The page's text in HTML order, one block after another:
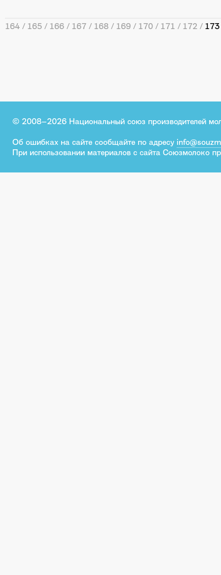
164 165 166 167 168 169 170 171 172 173
© 2008–2026 Национальный союз производителей
Об ошибках на сайте сообщайте по адресу
При использовании материалов с сайта Союзмолоко